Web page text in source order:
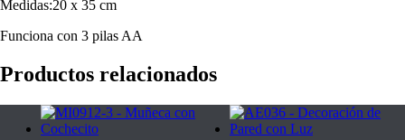
Medidas:20 x 35 cm
Funciona con 3 pilas AA
Productos relacionados